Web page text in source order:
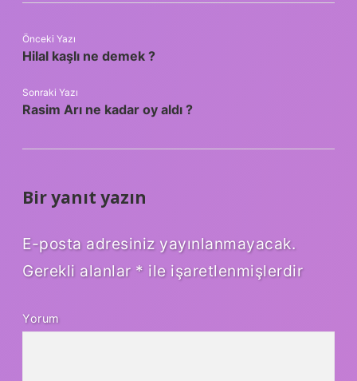
Önceki Yazı
Hilal kaşlı ne demek ?
Sonraki Yazı
Rasim Arı ne kadar oy aldı ?
Bir yanıt yazın
E-posta adresiniz yayınlanmayacak.
Gerekli alanlar * ile işaretlenmişlerdir
Yorum